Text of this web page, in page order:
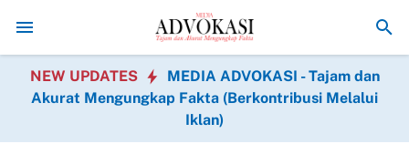
Jenis Operasi Gratis Hadir dalam BAKTIKES HUT Ke-1 Kodam XIX
NEW UPDATES
MEDIA ADVOKASI - Tajam dan
Akurat Mengungkap Fakta (Berkontribusi Melalui
Iklan)